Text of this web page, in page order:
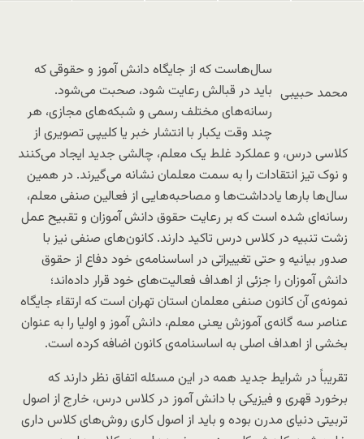
محمد حبیبی
سال‌هاست که از جایگاه دانش آموز و حقوقی که
باید در قبالش رعایت شود، صحبت می‌شود.
رسانه‌های مختلف رسمی و شبکه‌های مجازی، هر
چند وقت یکبار با انتشار خبر یا کلیپی تصویری از
کلاسی درس، و عملکرد غلط یک معلم، چالشی جدید ایجاد می‌کنند
و نوک تیز انتقادات را به سمت معلمان نشانه می‌گیرند. در همین
سال‌ها بارها یادداشت‌ها و مصاحبه‌هایی از فعالین صنفی معلم،
رسانه‌ای شده است که بر رعایت حقوق دانش آموزان و تقبیح عمل
زشت تنبیه در کلاس درس تاکید دارند. کانون‌های صنفی نیز با
صدور بیانیه و حتی تغییراتی در اساسنامه‌ی خود دفاع از حقوق
دانش آموزان را جزئی از اهداف فعالیت‌های خود قرار داده‌اند؛
نمونه‌ی آن کانون صنفی معلمان استان تهران است که ارتقاء جایگاه
عناصر سه گانه‌ی آموزش یعنی معلم، دانش آموز و اولیا را به عنوان
بخشی از اهداف اصلی به اساسنامه‌ی کانون اضافه کرده است.
تقریباً در شرایط جدید همه در این مسئله اتفاق نظر دارند که
برخورد قهری و فیزیکی با دانش آموز در کلاس درس، خارج از اصول
تربیتی دنیای مدرن بوده و باید از اصول کاری روش‌های کلاس داری